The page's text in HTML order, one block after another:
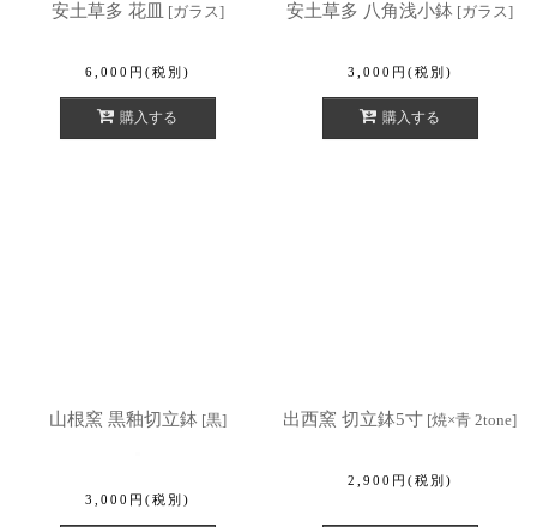
安土草多 花皿 [ガラス]
6,000 円 (税別)
購入する
安土草多 八角浅小鉢 [ガラス]
3,000 円 (税別)
購入する
山根窯 黒釉切立鉢 [黒]
3,000 円 (税別)
出西窯 切立鉢5寸 [焼×青 2tone]
2,900 円 (税別)